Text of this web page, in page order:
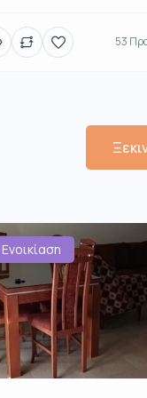
53
Ενοικίαση